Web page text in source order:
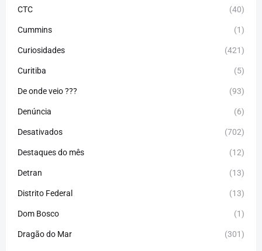
CTC (40)
Cummins (1)
Curiosidades (421)
Curitiba (5)
De onde veio ??? (93)
Denúncia (6)
Desativados (702)
Destaques do mês (12)
Detran (13)
Distrito Federal (13)
Dom Bosco (1)
Dragão do Mar (301)